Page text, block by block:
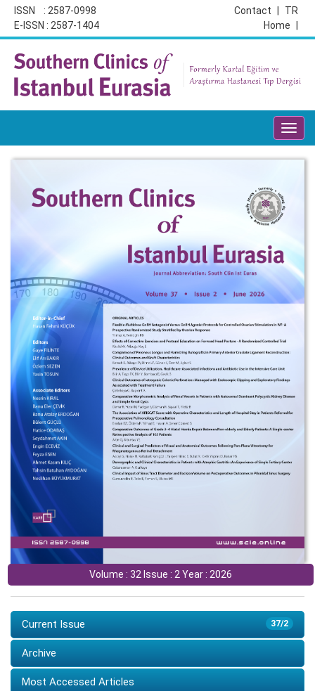
ISSN : 2587-0998
E-ISSN : 2587-1404
TR
Contact
Home
Volume : 32 Issue : 2 Year : 2026
37/2
Current Issue
Archive
Most Accessed Articles